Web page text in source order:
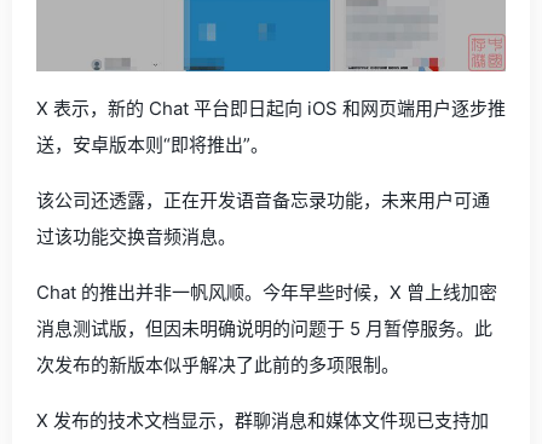
X 表示，新的 Chat 平台即日起向 iOS 和网页端用户逐步推
送，安卓版本则“即将推出”。
该公司还透露，正在开发语音备忘录功能，未来用户可通
过该功能交换音频消息。
Chat 的推出并非一帆风顺。今年早些时候，X 曾上线加密
消息测试版，但因未明确说明的问题于 5 月暂停服务。此
次发布的新版本似乎解决了此前的多项限制。
X 发布的技术文档显示，群聊消息和媒体文件现已支持加